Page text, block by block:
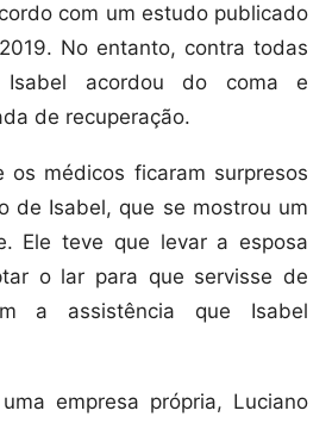
com um estudo publicado
No entanto, contra todas
Isabel acordou do coma e
de recuperação.
os médicos ficaram surpresos
de Isabel, que se mostrou um
Ele teve que levar a esposa
o lar para que servisse de
a assistência que Isabel
empresa própria, Luciano